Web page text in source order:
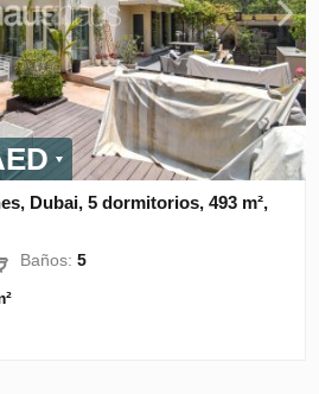
Dubai, 5 dormitorios, 493 m²,
Baños:5